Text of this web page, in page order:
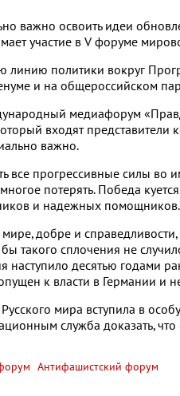
важно освоить идеи
участие в V форуме
линию политики вокруг
и на общероссийском
медиафорум
входят представители
важно.
все прогрессивные силы
потерять. Победа
и надежных помощников.
мире, добре и
такого сплочения не
наступило десятью годами
к власти в Германии и
мира вступила в
служба доказать,
Антифашистский форум